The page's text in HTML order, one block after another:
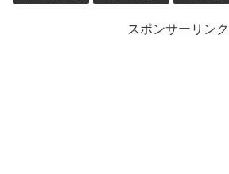
スポンサーリンク